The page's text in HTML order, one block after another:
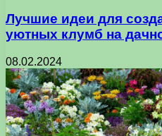
Лучшие идеи для
уютных клумб на
08.02.2024